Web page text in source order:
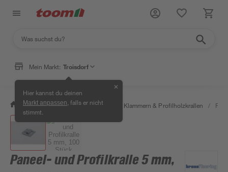
Mein Markt: Troisdorf
Hier kannst du deinen
Markt anpassen , falls er nicht
stimmt.
✕
/ Bauen & Renovieren / Holz Klammern & Profilholzkrallen /
Paneel- und Profilkralle 5 mm,